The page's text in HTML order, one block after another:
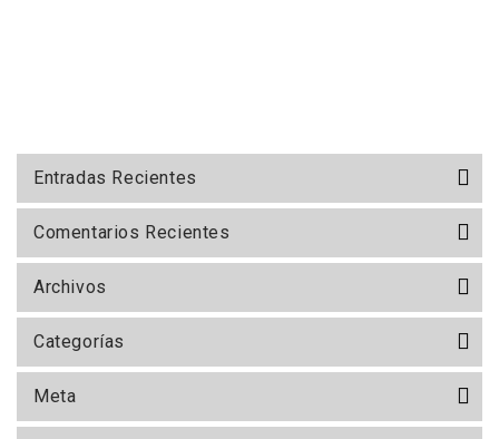
Entradas Recientes
Comentarios Recientes
Archivos
Categorías
Meta